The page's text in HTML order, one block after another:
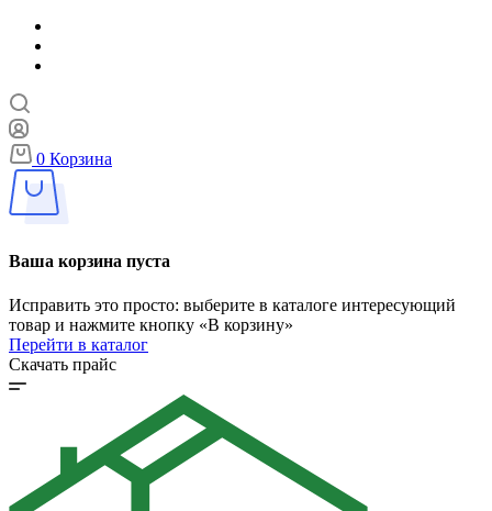
0 Корзина
Ваша корзина пуста
Исправить это просто: выберите в каталоге интересующий
товар и нажмите кнопку «В корзину»
Перейти в каталог
Скачать прайс